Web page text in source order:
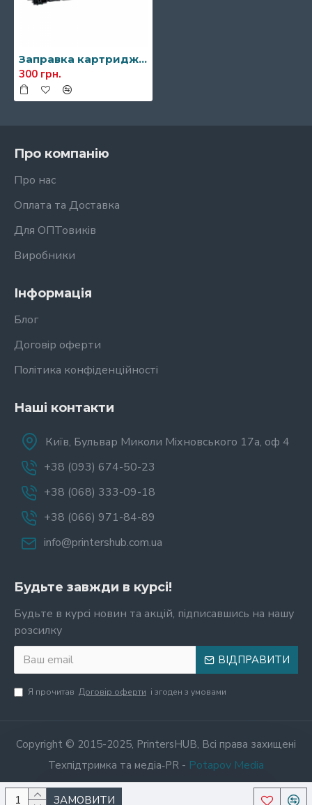
ЗАМОВИТИ
Заправка картриджа Canon 728
300 грн.
Про компанію
Про нас
Оплата та Доставка
Для ОПТовиків
Виробники
Інформація
Блог
Договір оферти
Політика конфіденційності
Наші контакти
Київ, Бульвар Миколи Міхновського 17а, оф 4
+38 (093) 674-50-23
+38 (068) 333-09-18
+38 (066) 971-84-89
info@printershub.com.ua
Будьте завжди в курсі!
Будьте в курсі новин та акцій, підписавшись на нашу
розсилку
ВІДПРАВИТИ
Я прочитав Договір оферти і згоден з умовами
Copyright © 2015-2025, PrintersHUB, Всі права захищені
Техпідтримка та медіа‑PR - Potapov Media